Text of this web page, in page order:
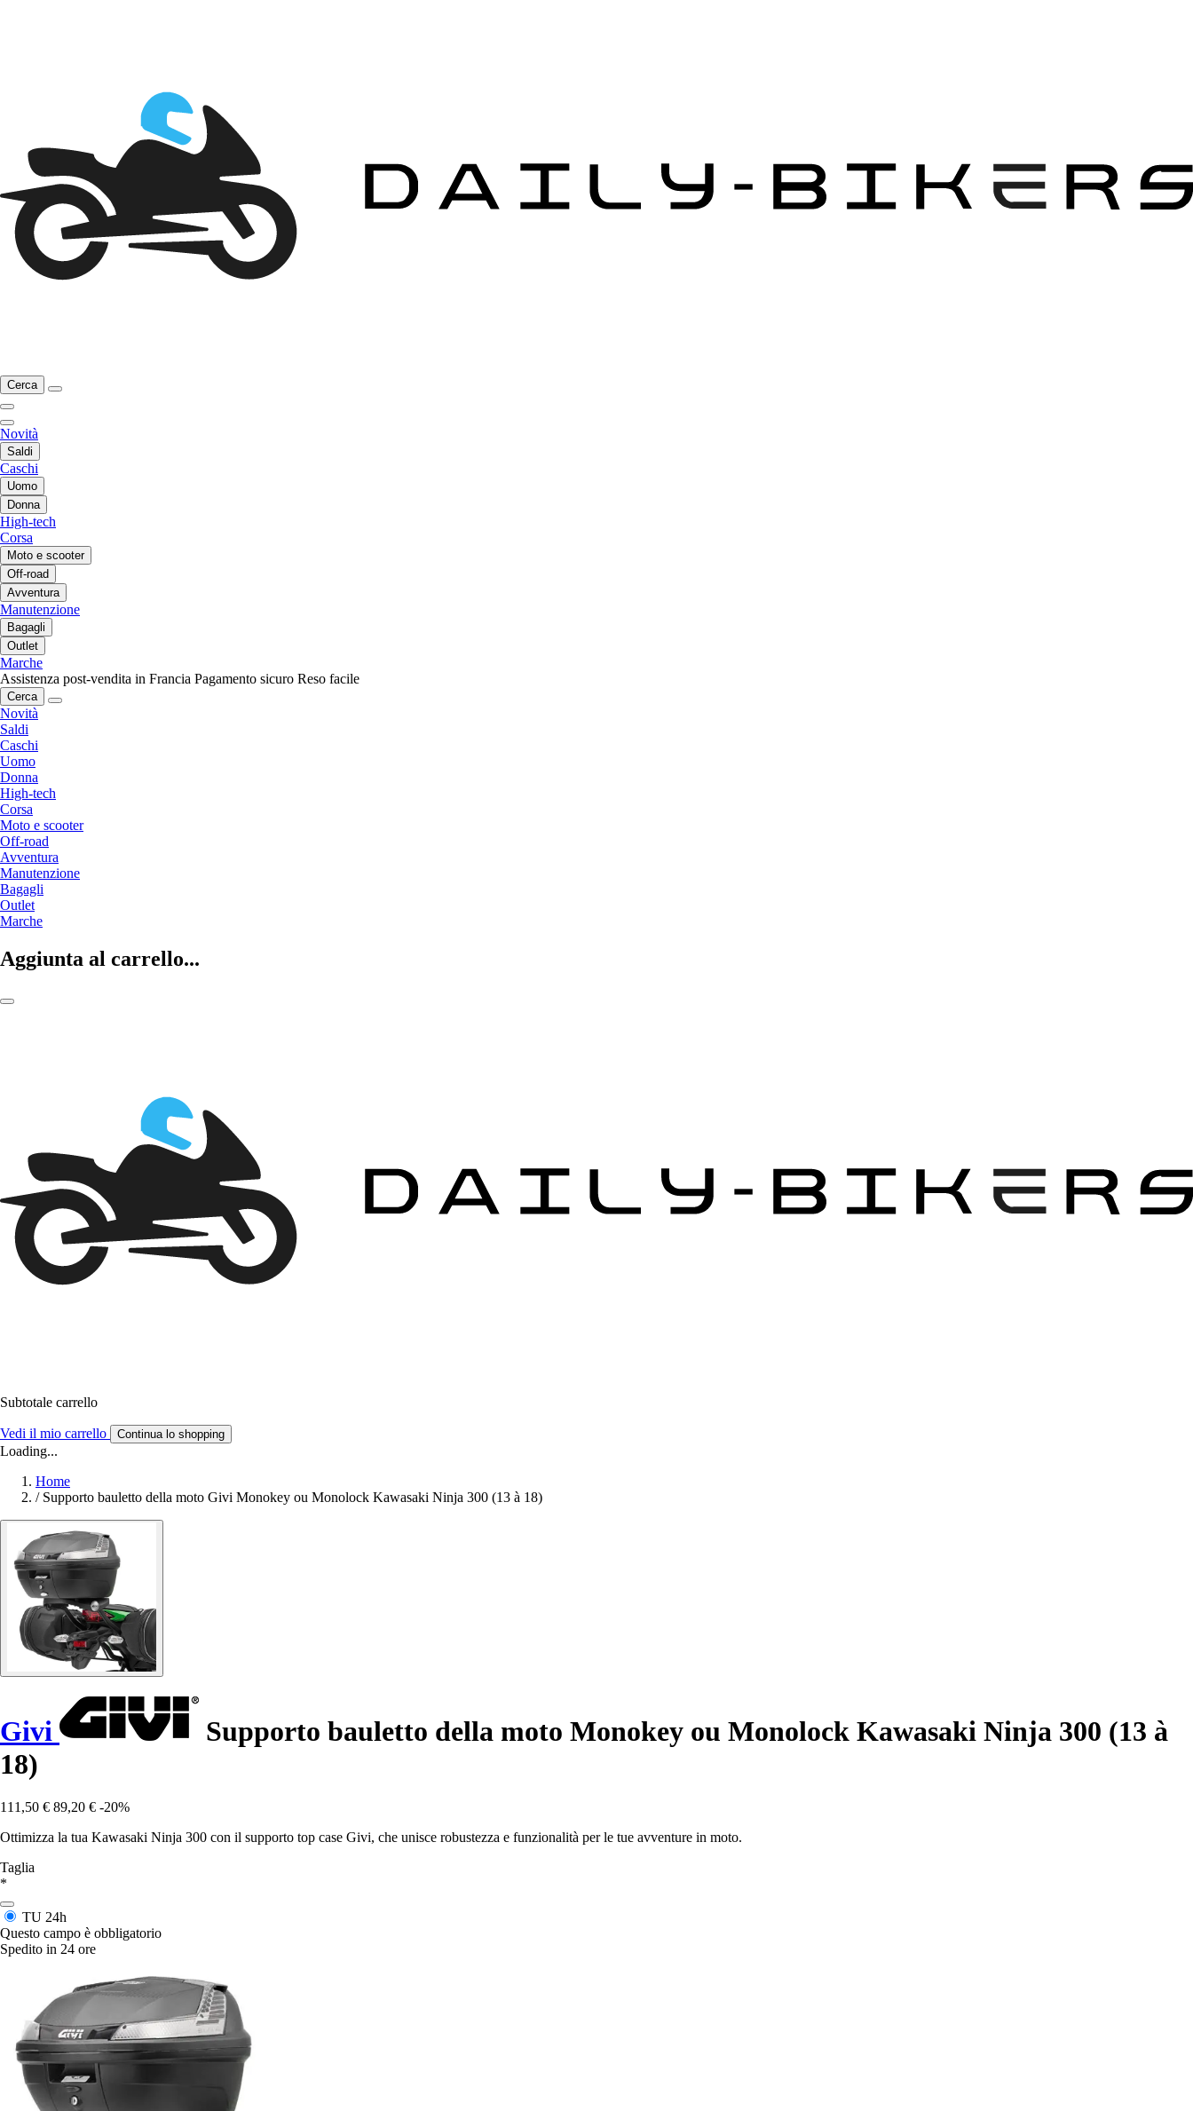
Cerca
Novità
Saldi
Caschi
Uomo
Donna
High-tech
Corsa
Moto e scooter
Off-road
Avventura
Manutenzione
Bagagli
Outlet
Marche
Assistenza post-vendita in Francia Pagamento sicuro Reso facile
Cerca
Novità
Saldi
Caschi
Uomo
Donna
High-tech
Corsa
Moto e scooter
Off-road
Avventura
Manutenzione
Bagagli
Outlet
Marche
Aggiunta al carrello...
Subtotale carrello
Vedi il mio carrello Continua lo shopping
Loading...
Home
/ Supporto bauletto della moto Givi Monokey ou Monolock Kawasaki Ninja 300 (13 à 18)
Givi
Supporto bauletto della moto Monokey ou Monolock Kawasaki Ninja 300 (13 à
18)
111,50 € 89,20 € -20%
Ottimizza la tua Kawasaki Ninja 300 con il supporto top case Givi, che unisce robustezza e funzionalità per le tue avventure in moto.
Taglia
*
TU 24h
Questo campo è obbligatorio
Spedito in 24 ore